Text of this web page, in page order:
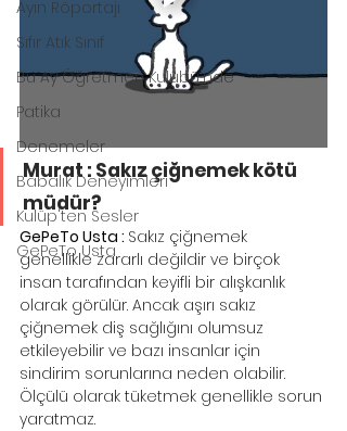
Ayın Röportajı
Sıfır Atık Sınıf
Bu Ay Öğretmen Kulübü'nde
Patika
Denemeler
Babalık Deneyimleri
Kulüp'ten Sesler
GePeTo Usta
Murat : Sakız çiğnemek kötü
müdür?
GePeTo Usta : Sakız çiğnemek
genellikle zararlı değildir ve birçok
insan tarafından keyifli bir alışkanlık
olarak görülür. Ancak aşırı sakız
çiğnemek diş sağlığını olumsuz
etkileyebilir ve bazı insanlar için
sindirim sorunlarına neden olabilir.
Ölçülü olarak tüketmek genellikle sorun
yaratmaz.